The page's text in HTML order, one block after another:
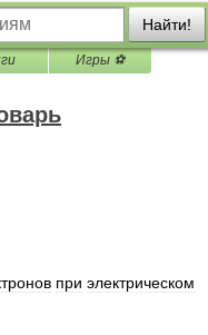
Найти!
Игры ⚽
при электрическом